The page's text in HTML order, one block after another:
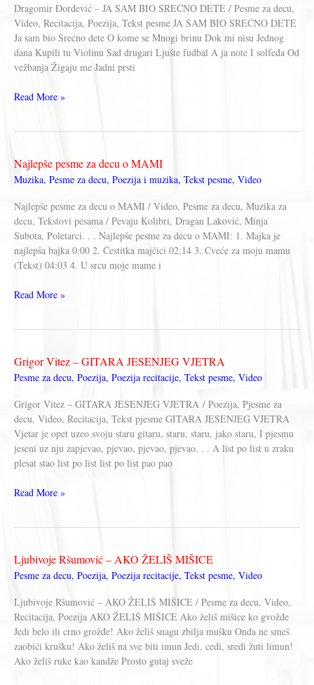
Dragomir Đorđević – JA SAM BIO SREĆNO DETE / Pesme za decu,
Video, Recitacija, Poezija, Tekst pesme JA SAM BIO SREĆNO DETE
Ja sam bio Srećno dete O kome se Mnogi brinu Dok mi nisu Jednog
dana Kupili tu Violinu Sad drugari Ljušte fudbal A ja note I solfeđa Od
vežbanja Žigaju me Jadni prsti
Dragomir
BIO
SREĆNO
Read More »
Najlepše pesme za decu o MAMI
Muzika, Pesme za decu, Poezija i muzika, Tekst pesme, Video
Najlepše pesme za decu o MAMI / Video, Pesme za decu, Muzika za
decu, Tekstovi pesama / Pevaju Kolibri, Dragan Laković, Minja
Subota, Poletarci. . . Najlepše pesme za decu o MAMI: 1. Majka je
najlepša bajka 0:00 2. Čestitka majčici 02:14 3. Cveće za moju mamu
(Tekst) 04:03 4. U srcu moje mame i
Najlepše
MAMI
Read More »
Grigor Vitez – GITARA JESENJEG VJETRA
Pesme za decu, Poezija, Poezija recitacije, Tekst pesme, Video
Grigor Vitez – GITARA JESENJEG VJETRA / Poezija, Pjesme za
decu, Video, Recitacija, Tekst pjesme GITARA JESENJEG VJETRA
Vjetar je opet uzeo svoju staru gitaru, staru, staru, jako staru, I pjesmu
jeseni uz nju zapjevao, pjevao, pjevao, pjevao. . . A list po list u zraku
plesat stao list po list list po list pao pao
Grigor
VJETRA
Read More »
Ljubivoje Ršumović – AKO ŽELIŠ MIŠICE
Pesme za decu, Poezija, Poezija recitacije, Tekst pesme, Video
Ljubivoje Ršumović – AKO ŽELIŠ MIŠICE / Pesme za decu, Video,
Recitacija, Poezija AKO ŽELIŠ MIŠICE Ako želiš mišice ko gvožđe
Jedi belo ili crno grožđe! Ako želiš snagu zbilja mušku Onda ne smeš
zaobići krušku! Ako želiš na sve biti imun Jedi, cedi, sredi žuti limun!
Ako želiš ruke kao kandže Prosto gutaj sveže